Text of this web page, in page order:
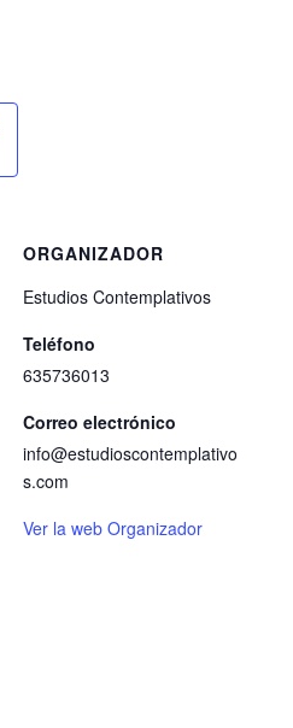
ORGANIZADOR
Estudios Contemplativos
Teléfono
635736013
Correo electrónico
info@estudioscontemplativo
s.com
Ver la web Organizador